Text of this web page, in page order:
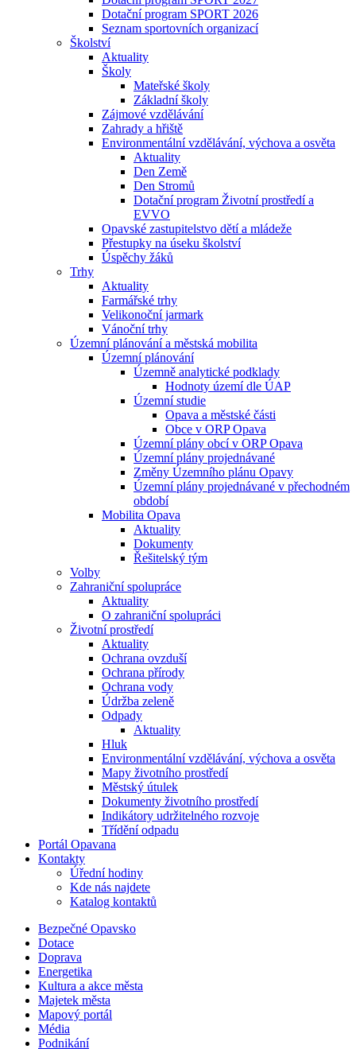
Dotační program SPORT 2026
Seznam sportovních organizací
Školství
Aktuality
Školy
Mateřské školy
Základní školy
Zájmové vzdělávání
Zahrady a hřiště
Environmentální vzdělávání, výchova a osvěta
Aktuality
Den Země
Den Stromů
Dotační program Životní prostředí a
EVVO
Opavské zastupitelstvo dětí a mládeže
Přestupky na úseku školství
Úspěchy žáků
Trhy
Aktuality
Farmářské trhy
Velikonoční jarmark
Vánoční trhy
Územní plánování a městská mobilita
Územní plánování
Územně analytické podklady
Hodnoty území dle ÚAP
Územní studie
Opava a městské části
Obce v ORP Opava
Územní plány obcí v ORP Opava
Územní plány projednávané
Změny Územního plánu Opavy
Územní plány projednávané v přechodném
období
Mobilita Opava
Aktuality
Dokumenty
Řešitelský tým
Volby
Zahraniční spolupráce
Aktuality
O zahraniční spolupráci
Životní prostředí
Aktuality
Ochrana ovzduší
Ochrana přírody
Ochrana vody
Údržba zeleně
Odpady
Aktuality
Hluk
Environmentální vzdělávání, výchova a osvěta
Mapy životního prostředí
Městský útulek
Dokumenty životního prostředí
Indikátory udržitelného rozvoje
Třídění odpadu
Portál Opavana
Kontakty
Úřední hodiny
Kde nás najdete
Katalog kontaktů
Bezpečné Opavsko
Dotace
Doprava
Energetika
Kultura a akce města
Majetek města
Mapový portál
Média
Podnikání